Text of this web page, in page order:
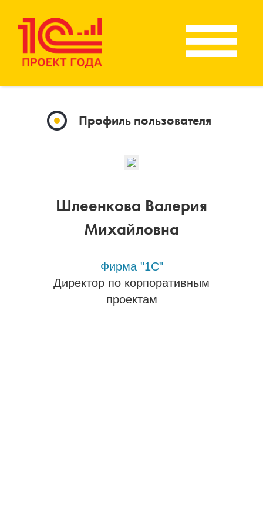
Профиль пользователя
Шлеенкова Валерия
Михайловна
Фирма "1С"
Директор по корпоративным
проектам